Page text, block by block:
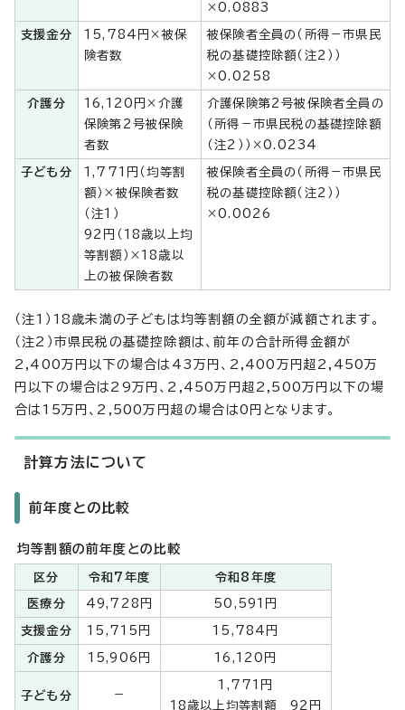
×0.0883
支援金分
15,784円×被保
険者数
被保険者全員の（所得－市県民
税の基礎控除額（注2））
×0.0258
介護分
16,120円×介護
保険第2号被保険
者数
介護保険第2号被保険者全員の
（所得－市県民税の基礎控除額
（注2））×0.0234
子ども分
1,771円（均等割
額）×被保険者数
（注1）
92円（18歳以上均
等割額）×18歳以
上の被保険者数
被保険者全員の（所得－市県民
税の基礎控除額（注2））
×0.0026
（注1）18歳未満の子どもは均等割額の全額が減額されます。
（注2）市県民税の基礎控除額は、前年の合計所得金額が
2,400万円以下の場合は43万円、2,400万円超2,450万
円以下の場合は29万円、2,450万円超2,500万円以下の場
合は15万円、2,500万円超の場合は0円となります。
計算方法について
前年度との比較
均等割額の前年度との比較
区分 令和7年度 令和8年度
医療分 49,728円 50,591円
支援金分 15,715円 15,784円
介護分 15,906円 16,120円
子ども分 －
1,771円
18歳以上均等割額 92円